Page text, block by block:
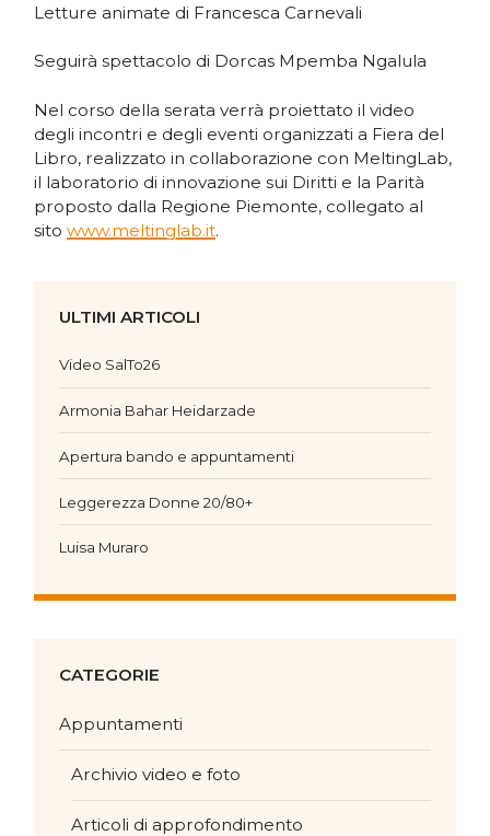
Letture animate di Francesca Carnevali
Seguirà spettacolo di Dorcas Mpemba Ngalula
Nel corso della serata verrà proiettato il video
degli incontri e degli eventi organizzati a Fiera del
Libro, realizzato in collaborazione con MeltingLab,
il laboratorio di innovazione sui Diritti e la Parità
proposto dalla Regione Piemonte, collegato al
sitowww.meltinglab.it.
ULTIMI ARTICOLI
Video SalTo26
Armonia Bahar Heidarzade
Apertura bando e appuntamenti
Leggerezza Donne 20/80+
Luisa Muraro
CATEGORIE
Appuntamenti
Archivio video e foto
Articoli di approfondimento